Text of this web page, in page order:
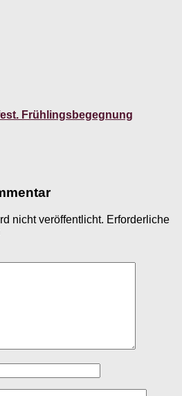
Frühlingsbegegnung
nicht veröffentlicht. Erforderliche